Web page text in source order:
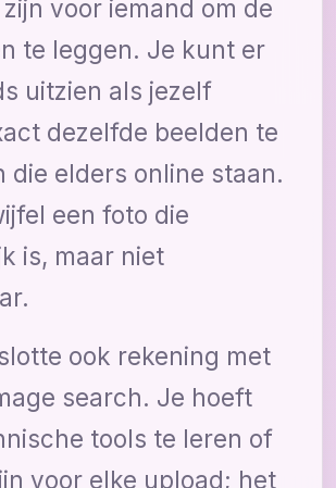
voor iemand om de
te leggen. Je kunt er
uitzien als jezelf
dezelfde beelden te
die elders online staan.
een foto die
is, maar niet
ook rekening met
search. Je hoeft
tools te leren of
voor elke upload; het